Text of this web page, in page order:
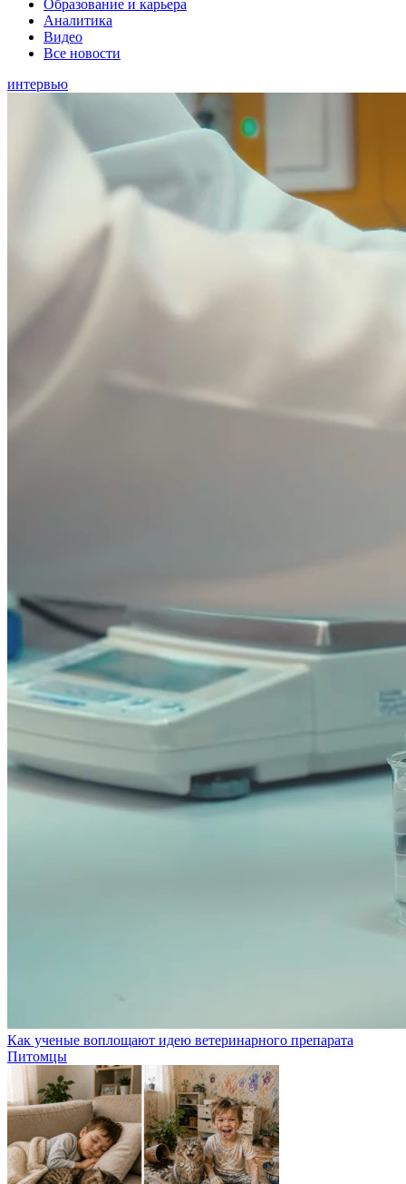
Образование и карьера
Аналитика
Видео
Все новости
интервью
Как ученые воплощают идею ветеринарного препарата
Питомцы